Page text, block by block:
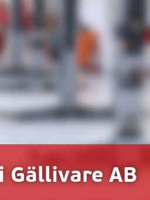
Gällivare AB